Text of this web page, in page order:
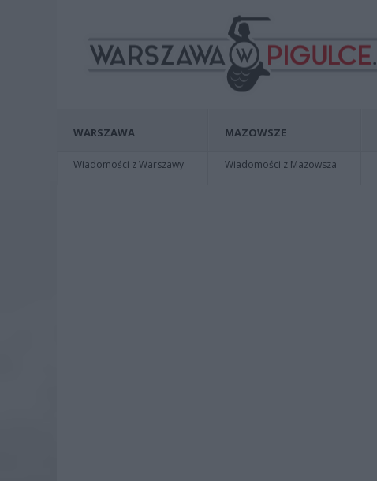
WARSZAWA
Wiadomości z Warszawy
MAZOWSZE
Wiadomości z Mazowsza